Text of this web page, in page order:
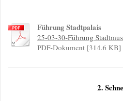
Führung Stadtpalais
25-03-30-Führung
PDF-Dokument [314.6 KB]
2.